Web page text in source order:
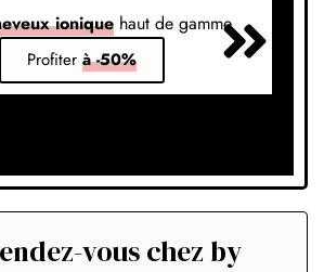
ionique haut de gamme
Profiter à -50%
vous chez by